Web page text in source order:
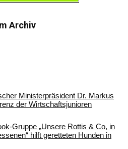
Archiv
Ministerpräsident Dr. Markus
der Wirtschaftsjunioren
Gruppe „Unsere Rottis & Co, in
hilft geretteten Hunden in